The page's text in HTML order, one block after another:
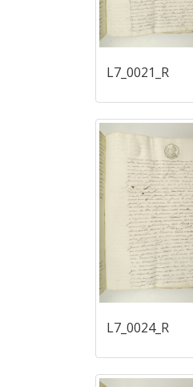
L7_0021_R
L7_0024_R